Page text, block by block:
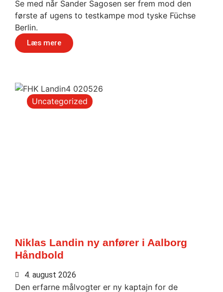
Se med når Sander Sagosen ser frem mod den
første af ugens to testkampe mod tyske Füchse
Berlin.
Læs mere
Uncategorized
Niklas Landin ny anfører i Aalborg
Håndbold
4. august 2026
Den erfarne målvogter er ny kaptajn for de